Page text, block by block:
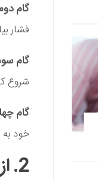
گام
فشار بیاورید. 10
گام
شروع کنید. 10 بار
گام
خود به سمت
2. از کرم ویتامین K استفاده کنید